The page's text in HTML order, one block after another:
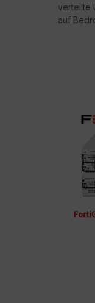
verteilte
auf